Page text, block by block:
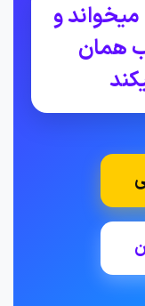
را میخواند و
همان